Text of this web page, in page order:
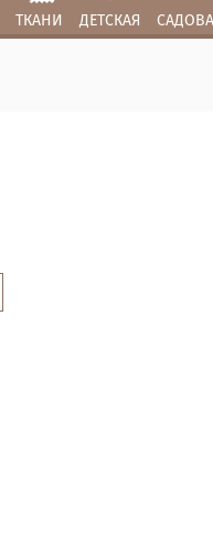
ТКАНИ ДЕТСКАЯ